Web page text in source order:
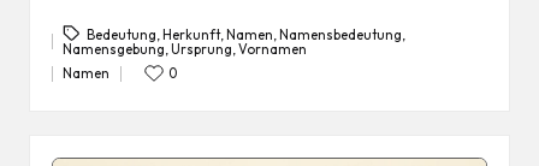
Tags:
Bedeutung ,Herkunft,Namen ,Namensbedeutung
Namensgebung,Ursprung,Vornamen
Posted
Namen 0